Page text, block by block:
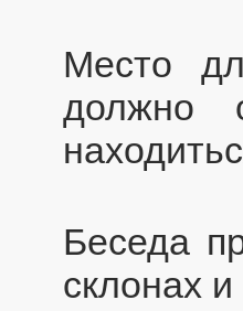
Место
должно
Беседа
склонах